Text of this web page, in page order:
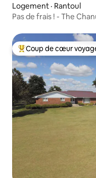
Logement · Rantoul
Pas de frais ! - The
Coup de cœur
Coup de cœur